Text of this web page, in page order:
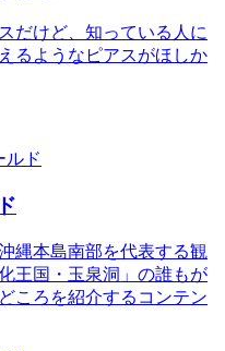
だけど、知っている人に
るようなピアスがほしか
縄本島南部を代表する観
王国・玉泉洞」の誰もが
ころを紹介するコンテン